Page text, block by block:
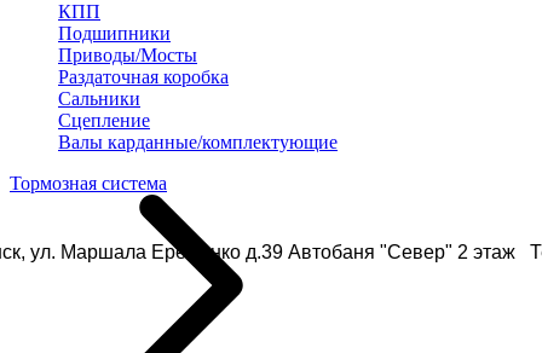
ул. Маршала Еременко д.39 Автобаня "Север" 2 этаж
КПП
Подшипники
Приводы/Мосты
Раздаточная коробка
Сальники
Сцепление
Валы карданные/комплектующие
Тормозная система